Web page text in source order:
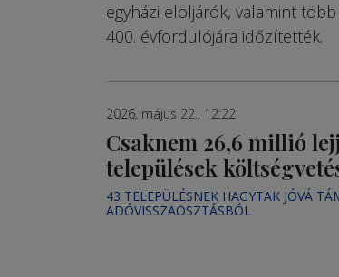
egyházi elöljárók, valamint
400. évfordulójára időzítették.
2026. május 22., 12:22
Csaknem 26,6 millió
települések
43 TELEPÜLÉSNEK HAGYTAK JÓVÁ
ADÓVISSZAOSZTÁSBÓL